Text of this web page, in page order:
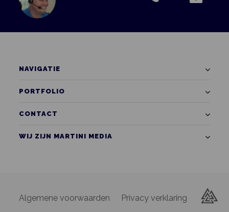
NAVIGATIE
PORTFOLIO
CONTACT
WIJ ZIJN MARTINI MEDIA
Algemene voorwaarden Privacy verklaring